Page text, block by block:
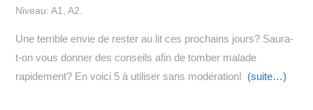
Niveau: A1, A2.
Une terrible envie de rester au lit ces prochains jours? Saura-
t-on vous donner des conseils afin de tomber malade
rapidement? En voici 5 à utiliser sans modération! (suite…)